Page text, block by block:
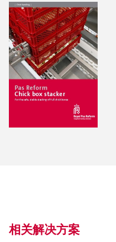
相关解决方案